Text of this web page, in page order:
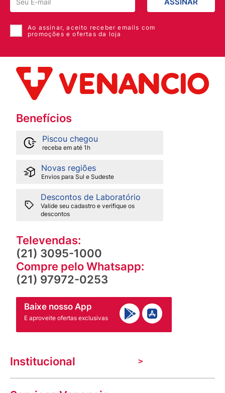
ASSINAR
Ao assinar, aceito receber emails com
promoções e ofertas da loja
Benefícios
Piscou chegou
receba em até 1h
Novas regiões
Envios para Sul e Sudeste
Descontos de Laboratório
Valide seu cadastro e verifique os
descontos
Televendas:
(21) 3095-1000
Compre pelo Whatsapp:
(21) 97972-0253
Baixe nosso App
E aproveite ofertas exclusivas
Institucional
A Venancio